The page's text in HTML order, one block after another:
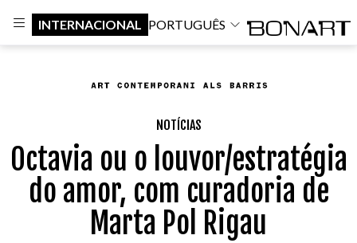
INTERNACIONAL PORTUGUÊS
NOTÍCIAS
Octavia ou o louvor/estratégia
do amor, com curadoria de
Marta Pol Rigau